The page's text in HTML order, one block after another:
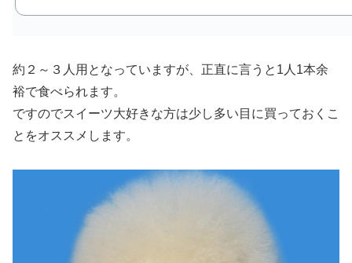
約２～３人用となっていますが、正直に言うと1人1本余
裕で食べられます。
ですのでスイーツ大好きな方は少し多い目に買っておくこ
とをオススメします。